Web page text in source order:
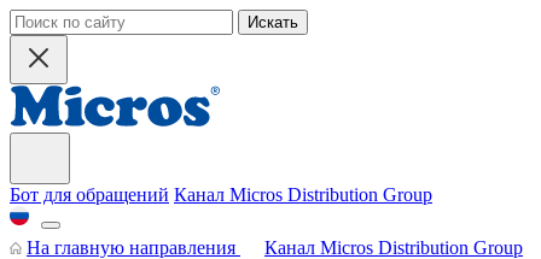
Искать
Бот для обращений Канал Micros Distribution Group
На главную направления
Канал Micros Distribution Group